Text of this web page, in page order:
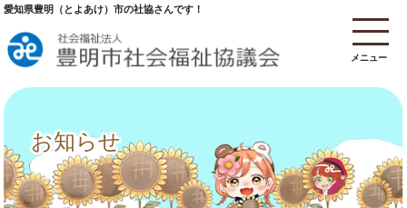
メニュー
愛知県豊明（とよあけ）市の社協さんです！
お知らせ